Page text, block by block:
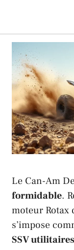
Le Can-Am
formidable.
moteur Rotax
s’impose
SSV utilitaires